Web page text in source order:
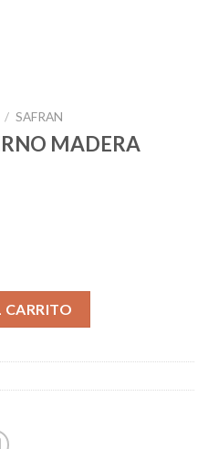
/ SAFRAN
MADERA
712X482 CM cantidad
CARRITO